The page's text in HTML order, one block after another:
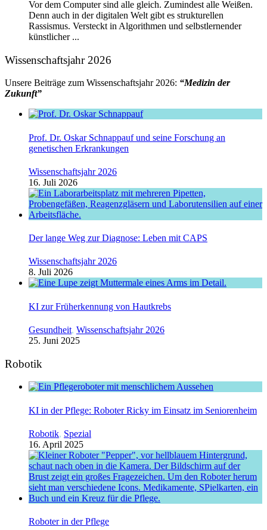
Vor dem Computer sind alle gleich. Zumindest alle Weißen.
Denn auch in der digitalen Welt gibt es strukturellen
Rassismus. Versteckt in Algorithmen und selbstlernender
künstlicher ...
Wissenschaftsjahr 2026
Unsere Beiträge zum Wissenschaftsjahr 2026: “Medizin der
Zukunft”
Prof. Dr. Oskar Schnappauf und seine Forschung an
genetischen Erkrankungen
Wissenschaftsjahr 2026
16. Juli 2026
Der lange Weg zur Diagnose: Leben mit CAPS
Wissenschaftsjahr 2026
8. Juli 2026
KI zur Früherkennung von Hautkrebs
Gesundheit, Wissenschaftsjahr 2026
25. Juni 2025
Robotik
KI in der Pflege: Roboter Ricky im Einsatz im Seniorenheim
Robotik, Spezial
16. April 2025
Roboter in der Pflege